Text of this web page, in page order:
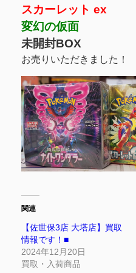
スカーレット ex
変幻の仮面
未開封BOX
お売りいただきました！
関連
【佐世保3店 大塔店】買取
情報です！■
2024年12月20日
買取・入荷商品